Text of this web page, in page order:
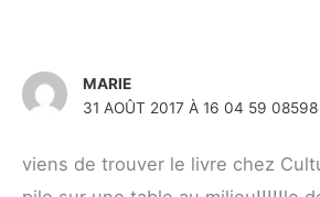
MARIE
31 AOÛT 2017 À 16 04 59 08598
viens de trouver le livre chez